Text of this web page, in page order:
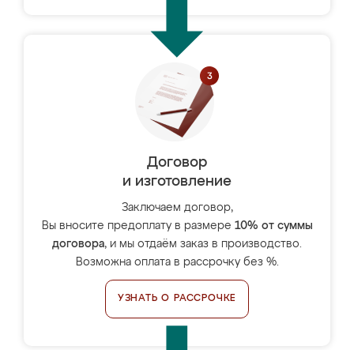
Договор
и изготовление
Заключаем договор,
Вы вносите предоплату в размере 10% от суммы
договора, и мы отдаём заказ в производство.
Возможна оплата в рассрочку без %.
УЗНАТЬ О РАССРОЧКЕ